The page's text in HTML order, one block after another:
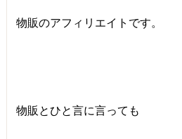
物販のアフィリエイトです。
物販とひと言に言っても